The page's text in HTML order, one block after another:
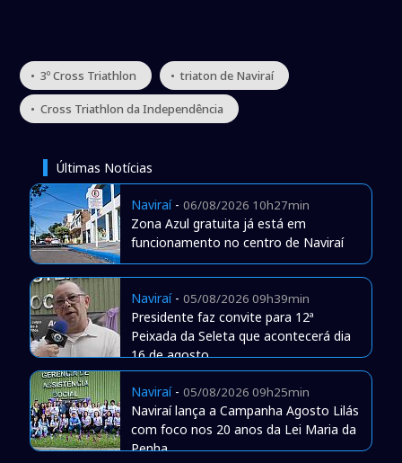
• 3º Cross Triathlon • triaton de Naviraí
• Cross Triathlon da Independência
Últimas Notícias
Naviraí- 06/08/2026 10h27min
Zona Azul gratuita já está em
funcionamento no centro de Naviraí
Naviraí- 05/08/2026 09h39min
Presidente faz convite para 12ª
Peixada da Seleta que acontecerá dia
16 de agosto
Naviraí- 05/08/2026 09h25min
Naviraí lança a Campanha Agosto Lilás
com foco nos 20 anos da Lei Maria da
Penha